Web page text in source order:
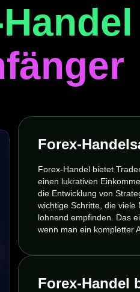
Forex-
Forex-Handel bietet
einen lukrativen
die Entwicklung von
wichtige Schritte, die viele
lohnend empfinden. Das
wenn man ein kompletter
Forex-Handel